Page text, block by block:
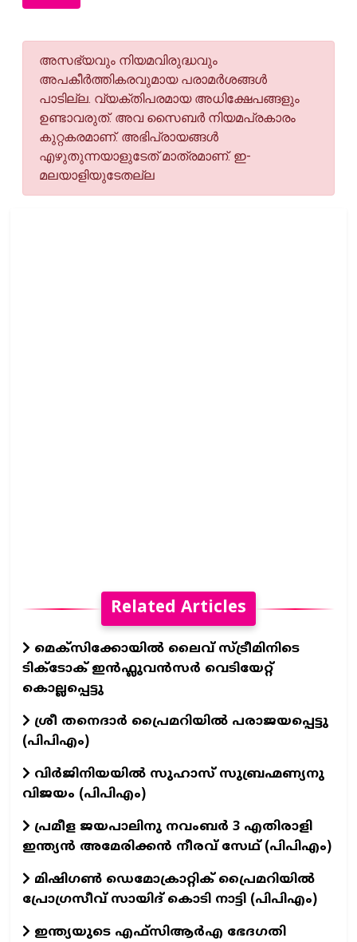
അസഭ്യവും നിയമവിരുദ്ധവും
അപകീര്‍ത്തികരവുമായ പരാമര്‍ശങ്ങള്‍
പാടില്ല. വ്യക്തിപരമായ അധിക്ഷേപങ്ങളും
ഉണ്ടാവരുത്. അവ സൈബര്‍ നിയമപ്രകാരം
കുറ്റകരമാണ്. അഭിപ്രായങ്ങള്‍
എഴുതുന്നയാളുടേത് മാത്രമാണ്. ഇ-
മലയാളിയുടേതല്ല
Related Articles
മെക്സിക്കോയിൽ ലൈവ് സ്ട്രീമിനിടെ
ടിക്‌ടോക് ഇൻഫ്ലുവൻസർ വെടിയേറ്റ്
കൊല്ലപ്പെട്ടു
ശ്രീ തനെദാർ പ്രൈമറിയിൽ പരാജയപ്പെട്ടു
(പിപിഎം)
വിർജിനിയയിൽ സുഹാസ് സുബ്രഹ്മണ്യനു
വിജയം (പിപിഎം)
പ്രമീള ജയപാലിനു നവംബർ 3 എതിരാളി
ഇന്ത്യൻ അമേരിക്കൻ നീരവ് സേഥ് (പിപിഎം)
മിഷിഗൺ ഡെമോക്രാറ്റിക് പ്രൈമറിയിൽ
പ്രോഗ്രസീവ് സായിദ് കൊടി നാട്ടി (പിപിഎം)
ഇന്ത്യയുടെ എഫ്‌സിആർഎ ഭേദഗതി